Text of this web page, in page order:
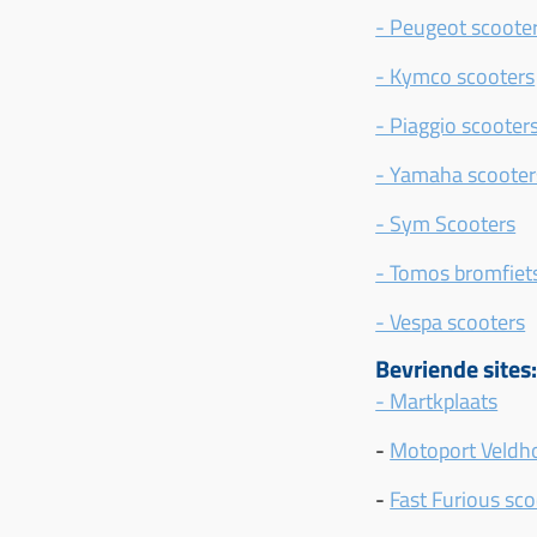
- Peugeot
- Kymco scooters
- Piaggio
- Yamaha
- Sym Scooters
- Tomos
- Vespa scooters
Bevriende sites:
- Martkplaats
- Motoport
- Fast Furious